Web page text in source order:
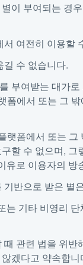
이 부여되는 경
여전히 이용할
수 없습니다.
부여받는 대가
폼에서 또는 그
랫폼에서 또는
할 수 없으며,
유로 이용자의
반으로 받은 별
는 기타 비영리
관련 법을 위
겠다고 약속합